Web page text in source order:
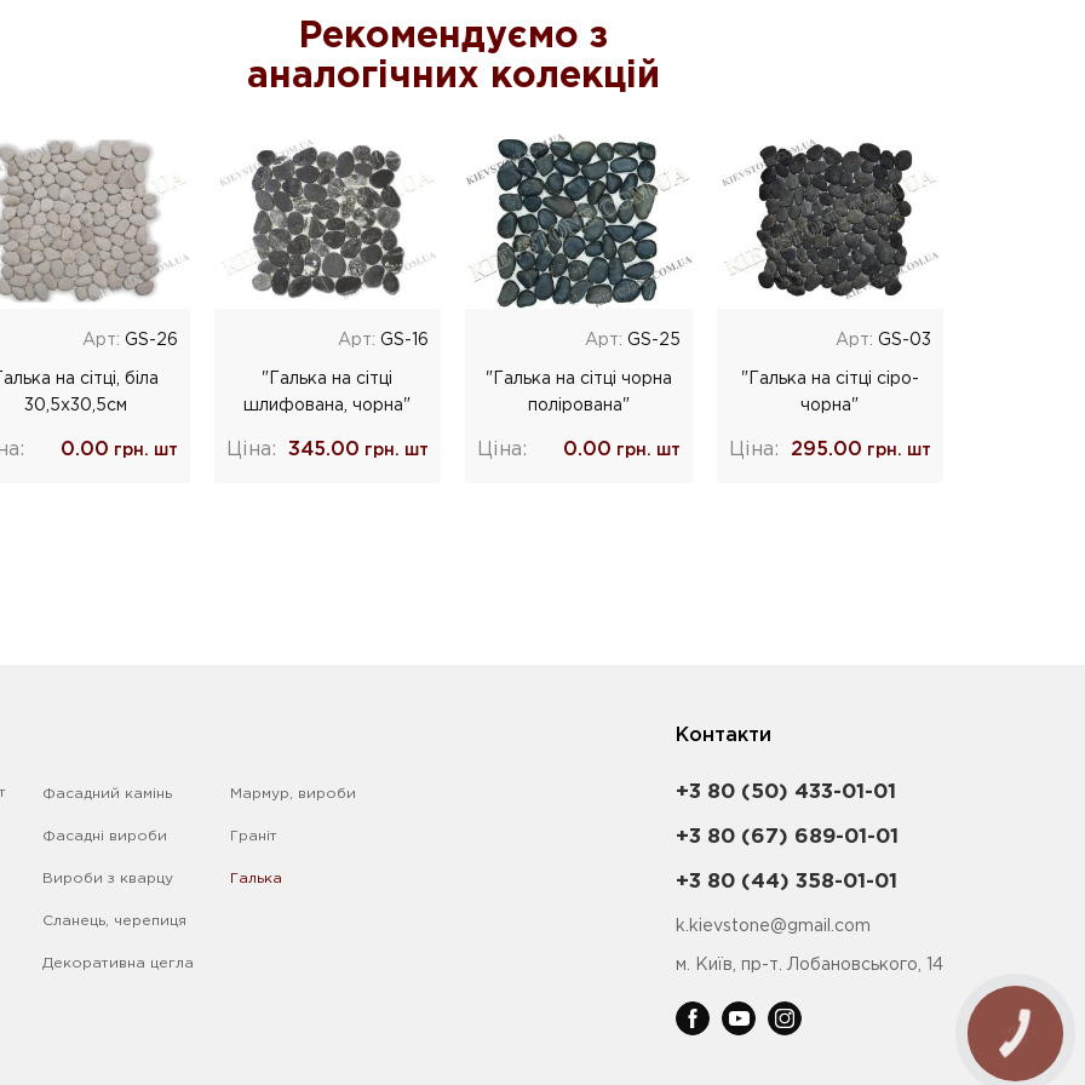
Рекомендуємо з
аналогічних колекцій
Арт: GS-26
на сітці, біла
30,5х30,5см
0.00 грн. шт
Арт: GS-16
"Галька на сітці
шлифована, чорна"
Ціна: 345.00 грн. шт
Арт: GS-25
"Галька на сітці чорна
полірована"
Ціна: 0.00 грн. шт
Арт: GS-03
"Галька на сітці сіро-
чорна"
Ціна: 295.00 грн. шт
Фасадний камінь
Фасадні вироби
Вироби з кварцу
Сланець, черепиця
Декоративна цегла
Мармур, вироби
Граніт
Галька
Контакти
+3 80 (50) 433-01-01
+3 80 (67) 689-01-01
+3 80 (44) 358-01-01
k.kievstone@gmail.com
м. Київ, пр-т. Лобановського, 14